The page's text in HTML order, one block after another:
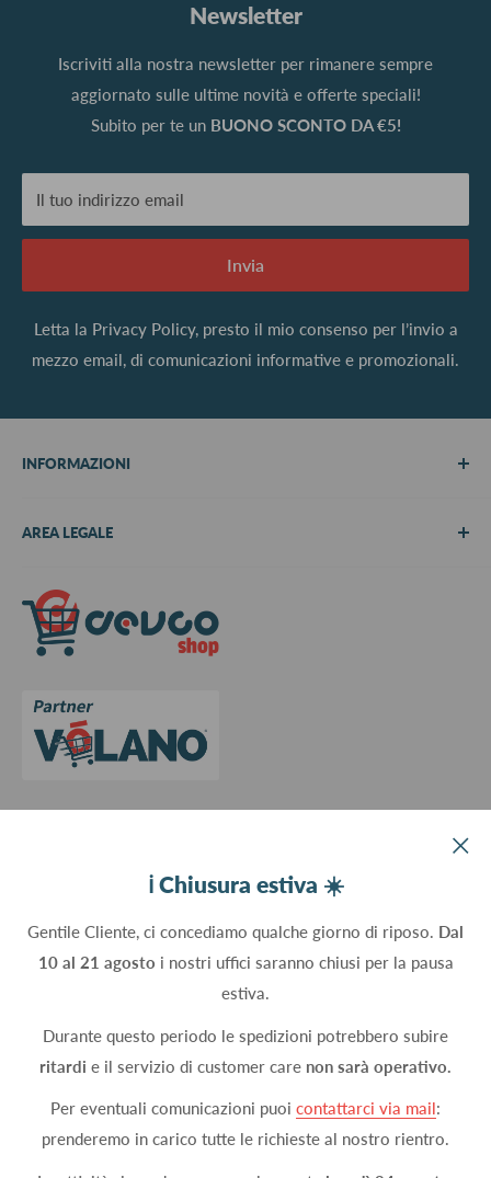
ℹ️ Chiusura estiva ☀️
Gentile Cliente, ci concediamo qualche giorno di riposo. Dal
10 al 21 agosto i nostri uffici saranno chiusi per la pausa
estiva.
Durante questo periodo le spedizioni potrebbero subire
ritardi e il servizio di customer care non sarà operativo.
Per eventuali comunicazioni puoi contattarci via mail:
prenderemo in carico tutte le richieste al nostro rientro.
Newsletter
Iscriviti alla nostra newsletter per rimanere sempre
aggiornato sulle ultime novità e offerte speciali!
Subito per te un BUONO SCONTO DA €5!
Il tuo indirizzo email
Invia
Letta la Privacy Policy, presto il mio consenso per l’invio a
mezzo email, di comunicazioni informative e promozionali.
INFORMAZIONI
Metodi di pagamento
Richiedi preventivo
Contattaci
AREA LEGALE
Informativa su resi e rimborsi
Privacy Policy
Aggiorna le preferenze sui cookie
C.Fisc. P.IVA 09934830960
Seguici
Accettiamo